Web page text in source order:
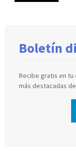
Boletín
Recibe gratis en tu
más destacadas